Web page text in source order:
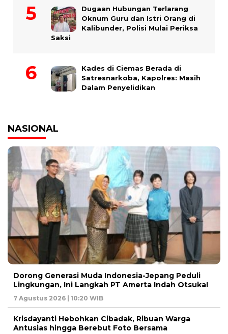
Dugaan Hubungan Terlarang
Oknum Guru dan Istri Orang di
Kalibunder, Polisi Mulai Periksa
Saksi
Kades di Ciemas Berada di
Satresnarkoba, Kapolres: Masih
Dalam Penyelidikan
NASIONAL
Dorong Generasi Muda Indonesia-Jepang Peduli
Lingkungan, Ini Langkah PT Amerta Indah Otsuka!
7 Agustus 2026 | 10:20 WIB
Krisdayanti Hebohkan Cibadak, Ribuan Warga
Antusias hingga Berebut Foto Bersama